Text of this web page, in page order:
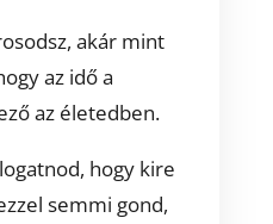
akár mint
az idő a
az életedben.
hogy kire
semmi gond,